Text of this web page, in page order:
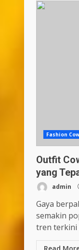
Fashion
Outfit
yang
admin
Gaya
semakin
tren terkini